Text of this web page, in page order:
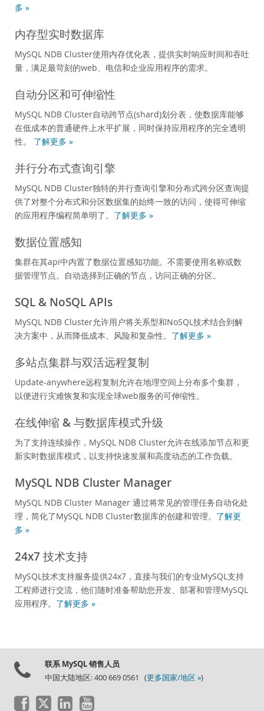
多 »
内存型实时数据库
MySQL NDB Cluster使用内存优化表，提供实时响应时间和吞吐
量，满足最苛刻的web、电信和企业应用程序的需求。
自动分区和可伸缩性
MySQL NDB Cluster自动跨节点(shard)划分表，使数据库能够
在低成本的普通硬件上水平扩展，同时保持应用程序的完全透明
性。 了解更多 »
并行分布式查询引擎
MySQL NDB Cluster独特的并行查询引擎和分布式跨分区查询提
供了对整个分布式和分区数据集的始终一致的访问，使得可伸缩
的应用程序编程简单明了。 了解更多 »
数据位置感知
集群在其api中内置了数据位置感知功能。不需要使用名称或数
据管理节点。自动选择到正确的节点，访问正确的分区。
SQL & NoSQL APIs
MySQL NDB Cluster允许用户将关系型和NoSQL技术结合到解
决方案中，从而降低成本、风险和复杂性。 了解更多 »
多站点集群与双活远程复制
Update-anywhere远程复制允许在地理空间上分布多个集群，
以便进行灾难恢复和实现全球web服务的可伸缩性。
在线伸缩 & 与数据库模式升级
为了支持连续操作，MySQL NDB Cluster允许在线添加节点和更
新实时数据库模式，以支持快速发展和高度动态的工作负载。
MySQL NDB Cluster Manager
MySQL NDB Cluster Manager 通过将常见的管理任务自动化处
理，简化了MySQL NDB Cluster数据库的创建和管理。 了解更
多 »
24x7 技术支持
MySQL技术支持服务提供24x7，直接与我们的专业MySQL支持
工程师进行交流，他们随时准备帮助您开发、部署和管理MySQL
应用程序。 了解更多 »
联系 MySQL 销售人员
中国大陆地区: 400 669 0561 (更多国家/地区 »)